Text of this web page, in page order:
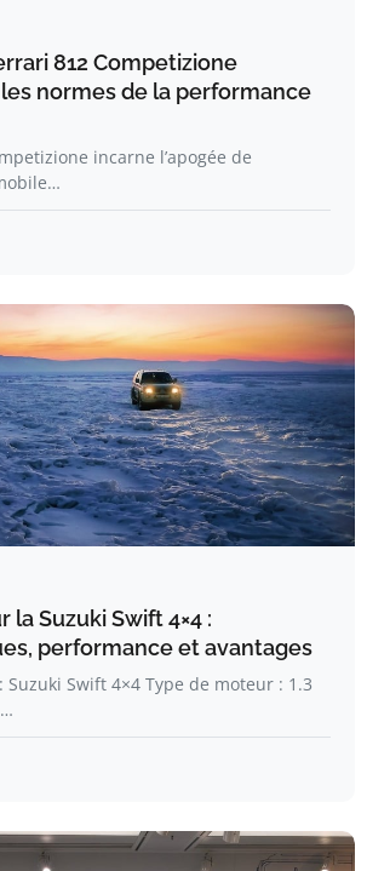
812 Competizione
normes de la performance
incarne l’apogée de
la Suzuki Swift 4×4 :
performance et avantages
Suzuki Swift 4×4 Type de moteur : 1.3